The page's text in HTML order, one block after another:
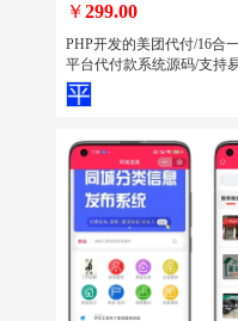
PHP开发的美团代付/16
商平台代付款系统源码/
￥299.00
PHP开发的美团代付/16合
平台代付款系统源码/支持
付